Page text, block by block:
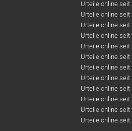
Urteile online seit
Urteile online seit
Urteile online seit
Urteile online seit
Urteile online seit
Urteile online seit
Urteile online seit
Urteile online seit
Urteile online seit
Urteile online seit
Urteile online seit
Urteile online seit